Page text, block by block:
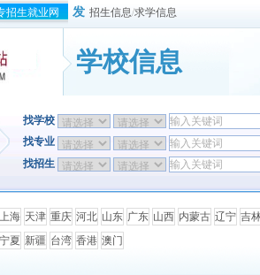
招生就业网 发 招生信息/求学信息
学校信息
找学校
找专业
找招生
上海 天津 重庆 河北 山东 广东 山西 内蒙古 辽宁 吉
宁夏 新疆 台湾 香港 澳门